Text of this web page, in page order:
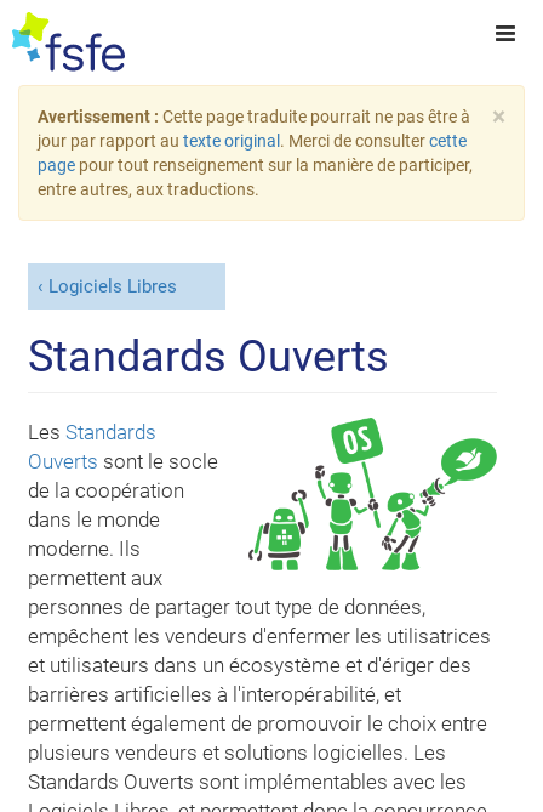
×
Avertissement : Cette page traduite pourrait ne pas être à
jour par rapport au texte original . Merci de consultercette
page pour tout renseignement sur la manière de participer,
entre autres, aux traductions.
Logiciels Libres
Standards Ouverts
LesStandards
Ouverts sont le socle
de la coopération
dans le monde
moderne. Ils
permettent aux
personnes de partager tout type de données,
empêchent les vendeurs d'enfermer les utilisatrices
et utilisateurs dans un écosystème et d'ériger des
barrières artificielles à l'interopérabilité, et
permettent également de promouvoir le choix entre
plusieurs vendeurs et solutions logicielles. Les
Standards Ouverts sont implémentables avec les